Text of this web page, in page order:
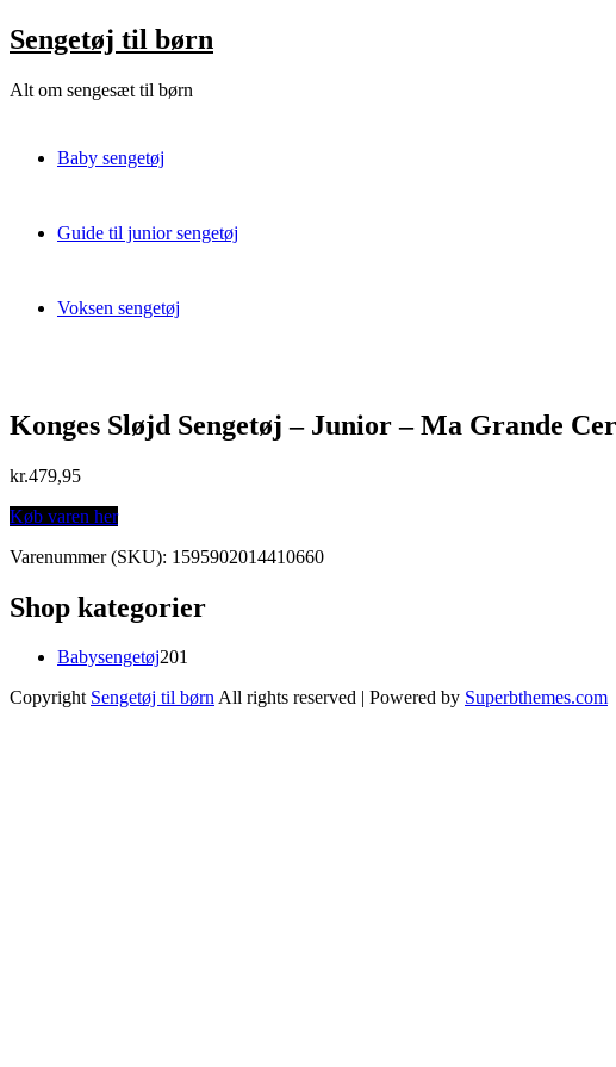
Skip
to
Sengetøj til børn
Alt om sengesæt til børn
Baby sengetøj
Guide til junior sengetøj
Voksen sengetøj
Konges Sløjd Sengetøj – Junior – Ma Grande
kr.479,95
Køb varen her
Varenummer (SKU): 1595902014410660
Shop kategorier
Babysengetøj201
Copyright Sengetøj til børnAll rights reserved | Powered by Superbthemes.com